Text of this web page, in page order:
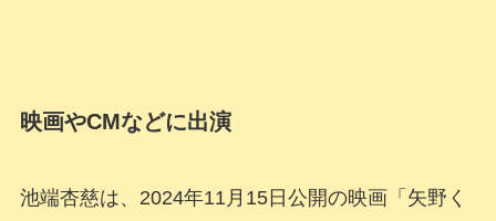
映画やCMなどに出演
池端杏慈は、2024年11月15日公開の映画「矢野く